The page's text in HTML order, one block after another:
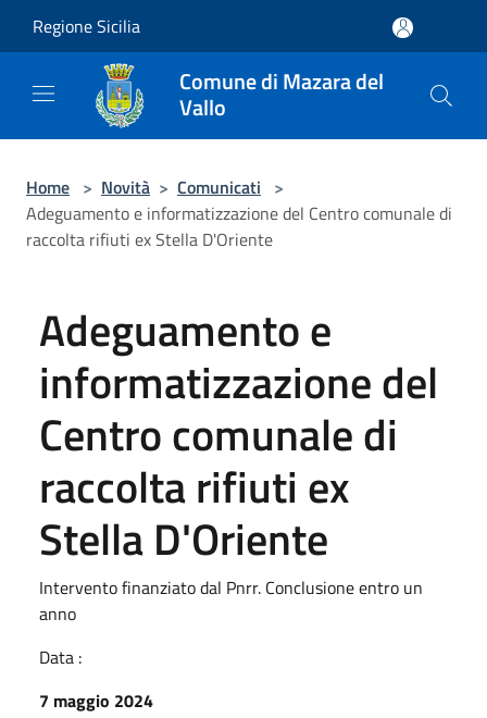
Regione Sicilia
Comune di Mazara del
Vallo
Home > Novità > Comunicati >
Adeguamento e informatizzazione del Centro comunale di
raccolta rifiuti ex Stella D'Oriente
Adeguamento e
informatizzazione del
Centro comunale di
raccolta rifiuti ex
Stella D'Oriente
Intervento finanziato dal Pnrr. Conclusione entro un
anno
Data :
7 maggio 2024